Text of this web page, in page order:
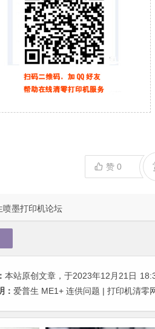
喷墨打印机论坛
赞 0
本站原创文章，于2023年12月21日
： 爱普生 ME1+ 连供问题 | 打印机清零